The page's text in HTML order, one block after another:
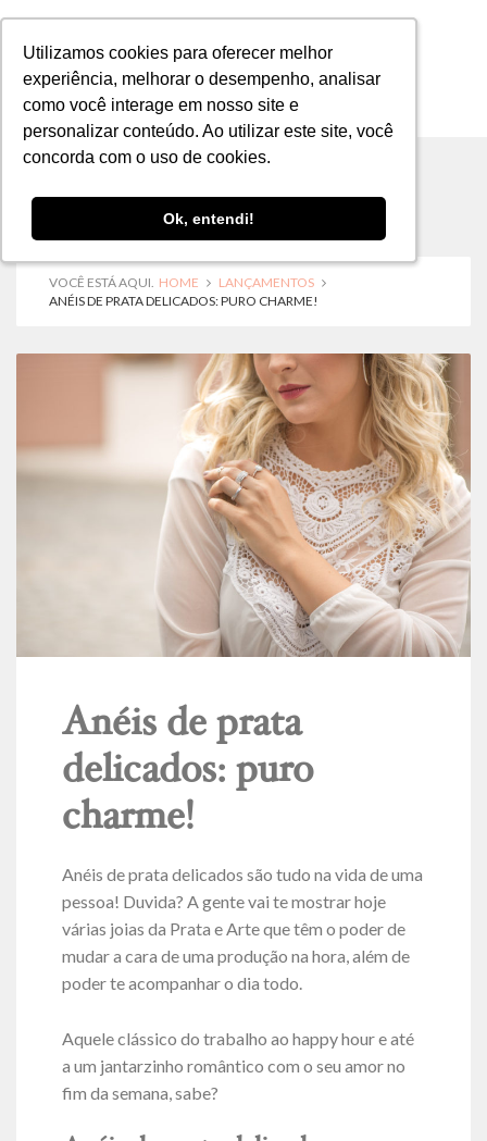
Utilizamos cookies para oferecer melhor
experiência, melhorar o desempenho, analisar
como você interage em nosso site e
personalizar conteúdo. Ao utilizar este site, você
concorda com o uso de cookies.
Ok, entendi!
Utilizamos cookies para oferecer melhor
experiência, melhorar o desempenho, analisar
como você interage em nosso site e
personalizar conteúdo. Ao utilizar este site, você
concorda com o uso de cookies.
Ok, entendi!
MENU
VOCÊ ESTÁ AQUI. HOME
LANÇAMENTOS
ANÉIS DE PRATA DELICADOS: PURO CHARME!
Anéis de prata
delicados: puro
charme!
Anéis de prata delicados são tudo na vida de uma
pessoa! Duvida? A gente vai te mostrar hoje
várias joias da Prata e Arte que têm o poder de
mudar a cara de uma produção na hora, além de
poder te acompanhar o dia todo.
Aquele clássico do trabalho ao happy hour e até
a um jantarzinho romântico com o seu amor no
fim da semana, sabe?